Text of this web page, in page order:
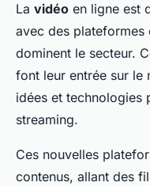
La vidéo en ligne est
avec des plateformes
dominent le secteur.
font leur entrée sur le
idées et technologies
streaming.
Ces nouvelles
contenus, allant des